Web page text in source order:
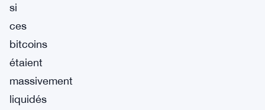
si
ces
bitcoins
étaient
massivement
liquidés